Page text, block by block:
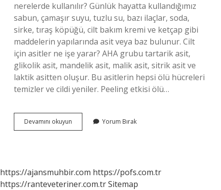
nerelerde kullanılır? Günlük hayatta kullandığımız
sabun, çamaşır suyu, tuzlu su, bazı ilaçlar, soda,
sirke, tıraş köpüğü, cilt bakım kremi ve ketçap gibi
maddelerin yapılarında asit veya baz bulunur. Cilt
için asitler ne işe yarar? AHA grubu tartarik asit,
glikolik asit, mandelik asit, malik asit, sitrik asit ve
laktik asitten oluşur. Bu asitlerin hepsi ölü hücreleri
temizler ve cildi yeniler. Peeling etkisi ölü…
Devamını okuyun
Nedir
Yorum Bırak
https://ajansmuhbir.com https://pofs.com.tr
https://ranteveteriner.com.trSitemap